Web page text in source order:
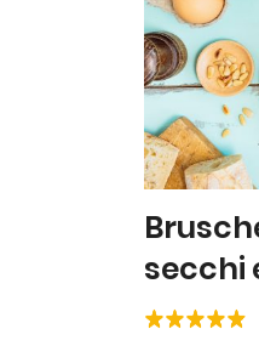
secchi